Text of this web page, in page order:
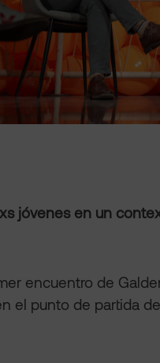
jóvenes en un
encuentro de
el punto de partida